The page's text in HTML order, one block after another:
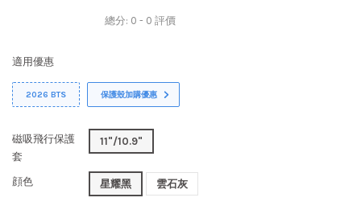
總分: 0 - 0 評價
適用優惠
2026 BTS 保護殼加購優惠
磁吸飛行保護
套
11"/10.9"
顔色 星耀黑 雲石灰